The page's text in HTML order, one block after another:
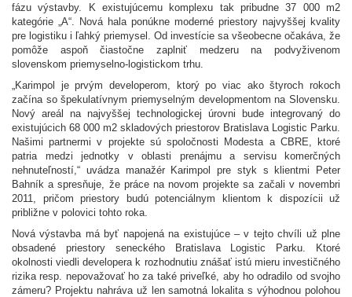
fázu výstavby. K existujúcemu komplexu tak pribudne 37 000 m2
kategórie „A“. Nová hala ponúkne moderné priestory najvyššej kvality
pre logistiku i ľahký priemysel. Od investície sa všeobecne očakáva, že
pomôže aspoň čiastočne zaplniť medzeru na podvyživenom
slovenskom priemyselno-logistickom trhu.
„Karimpol je prvým developerom, ktorý po viac ako štyroch rokoch
začína so špekulatívnym priemyselným developmentom na Slovensku.
Nový areál na najvyššej technologickej úrovni bude integrovaný do
existujúcich 68 000 m2 skladových priestorov Bratislava Logistic Parku.
Našimi partnermi v projekte sú spoločnosti Modesta a CBRE, ktoré
patria medzi jednotky v oblasti prenájmu a servisu komerčných
nehnuteľností,“ uvádza manažér Karimpol pre styk s klientmi Peter
Bahník a spresňuje, že práce na novom projekte sa začali v novembri
2011, pričom priestory budú potenciálnym klientom k dispozícii už
približne v polovici tohto roka.
Nová výstavba má byť napojená na existujúce – v tejto chvíli už plne
obsadené priestory seneckého Bratislava Logistic Parku. Ktoré
okolnosti viedli developera k rozhodnutiu znášať istú mieru investičného
rizika resp. nepovažovať ho za také priveľké, aby ho odradilo od svojho
zámeru? Projektu nahráva už len samotná lokalita s výhodnou polohou